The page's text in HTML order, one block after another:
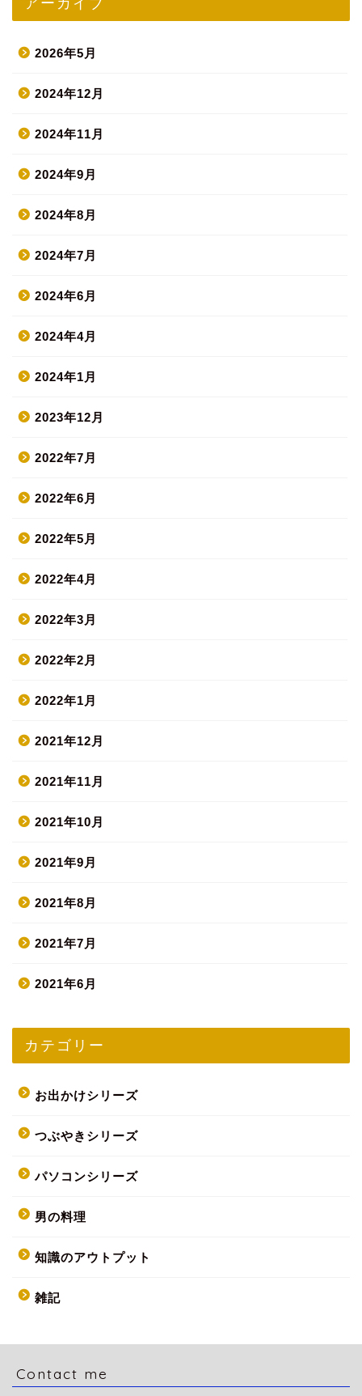
2026年5月
2024年12月
2024年11月
2024年9月
2024年8月
2024年7月
2024年6月
2024年4月
2024年1月
2023年12月
2022年7月
2022年6月
2022年5月
2022年4月
2022年3月
2022年2月
2022年1月
2021年12月
2021年11月
2021年10月
2021年9月
2021年8月
2021年7月
2021年6月
カテゴリー
お出かけシリーズ
つぶやきシリーズ
パソコンシリーズ
男の料理
知識のアウトプット
雑記
Contact me
HOME